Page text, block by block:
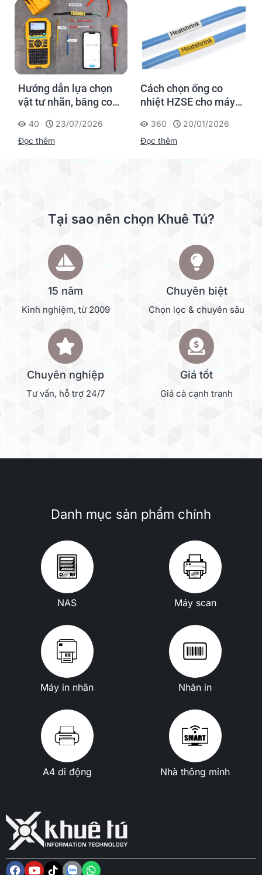
Hướng dẫn lựa chọn
vật tư nhãn, băng co
Supvan G15M Pro
40
23/07/2026
Đọc thêm
Cách chọn ống co
nhiệt HZSE cho máy in
360
20/01/2026
Đọc thêm
Tại sao nên chọn Khuê Tú?
15 năm
Kinh nghiệm, từ 2009
Chuyên biệt
Chọn lọc & chuyên sâu
Chuyên nghiệp
Tư vấn, hỗ trợ 24/7
Giá tốt
Giá cả cạnh tranh
Danh mục sản phẩm chính
NAS Máy scan
Máy in nhãn Nhãn in
A4 di động Nhà thông minh